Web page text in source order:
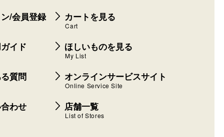
/会員登録 カートを見る
Cart
イド ほしいものを見る
My List
質問 オンラインサービスサイト
Online Service Site
わせ 店舗一覧
List of Stores